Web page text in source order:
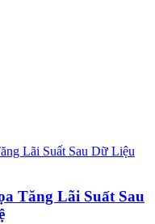
Tăng Lãi Suất Sau